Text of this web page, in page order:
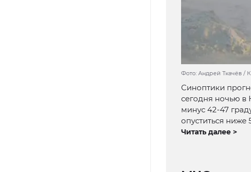
Фото: Андрей Ткачёв
Синоптики
сегодня ночью в
минус 42-47
опуститься ниже
Читать далее >